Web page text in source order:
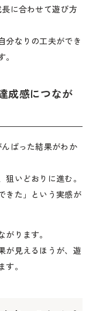
に合わせて遊び方
分なりの工夫ができ
成感につなが
ばった結果がわか
いどおりに進む。
きた」という実感が
ります。
が見えるほうが、遊
。